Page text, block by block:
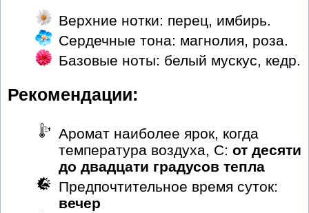
Верхние нотки: перец, имбирь.
Сердечные тона: магнолия, роза.
Базовые ноты: белый мускус, кедр.
Рекомендации:
Аромат наиболее ярок, когда
температура воздуха, С: от десяти
до двадцати градусов тепла
Предпочтительное время суток:
вечер